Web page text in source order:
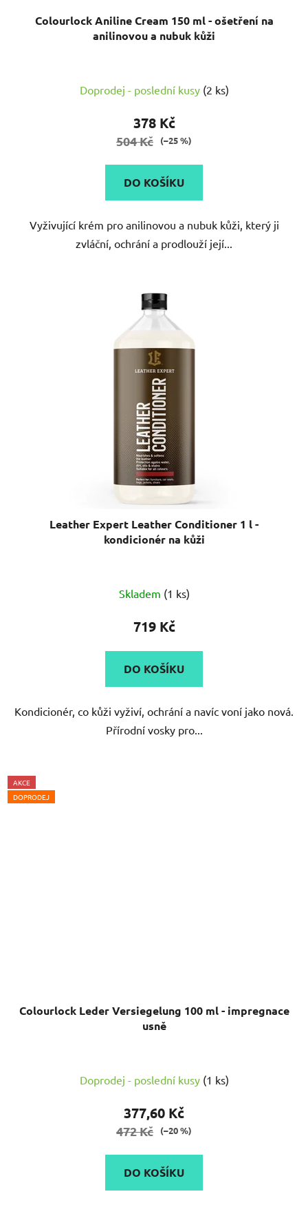
Colourlock Aniline Cream 150 ml - ošetření na
anilinovou a nubuk kůži
Doprodej - poslední kusy (2 ks)
378 Kč
504 Kč (–25 %)
DO KOŠÍKU
Vyživující krém pro anilinovou a nubuk kůži, který ji
zvláční, ochrání a prodlouží její...
Leather Expert Leather Conditioner 1 l -
kondicionér na kůži
Skladem (1 ks)
719 Kč
DO KOŠÍKU
Kondicionér, co kůži vyživí, ochrání a navíc voní jako nová.
Přírodní vosky pro...
AKCE
DOPRODEJ
Colourlock Leder Versiegelung 100 ml - impregnace
usně
Doprodej - poslední kusy (1 ks)
377,60 Kč
472 Kč (–20 %)
DO KOŠÍKU